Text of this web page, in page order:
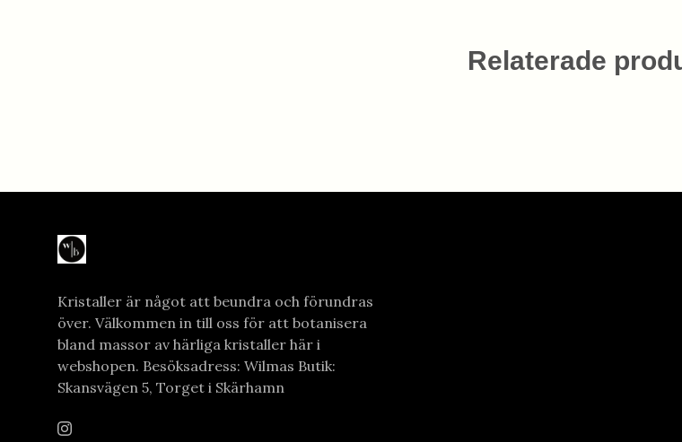
Relaterade
Kristaller är något att beundra och förundras
över. Välkommen in till oss för att botanisera
bland massor av härliga kristaller här i
webshopen. Besöksadress: Wilmas Butik:
Skansvägen 5, Torget i Skärhamn